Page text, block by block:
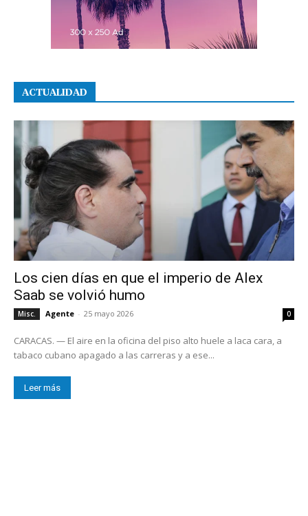
ACTUALIDAD
Los cien días en que el imperio de Alex
Saab se volvió humo
Misc. Agente - 25 mayo 2026 0
CARACAS. — El aire en la oficina del piso alto huele a laca cara, a
tabaco cubano apagado a las carreras y a ese...
Leer más